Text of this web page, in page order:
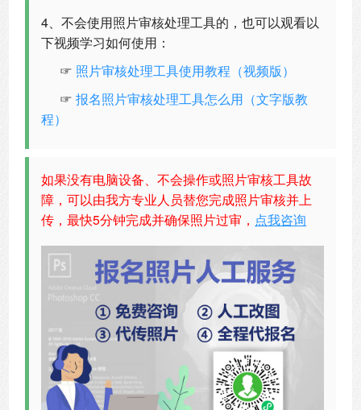
4、不会使用照片审核处理工具的，也可以观看以
下视频学习如何使用：
☞ 照片审核处理工具使用教程（视频版）
☞报名照片审核处理工具怎么用（文字版教
程）
如果没有电脑设备、不会操作或照片审核工具故
障，可以由我方专业人员替您完成照片审核并上
传，最快5分钟完成并确保照片过审， 点我咨询